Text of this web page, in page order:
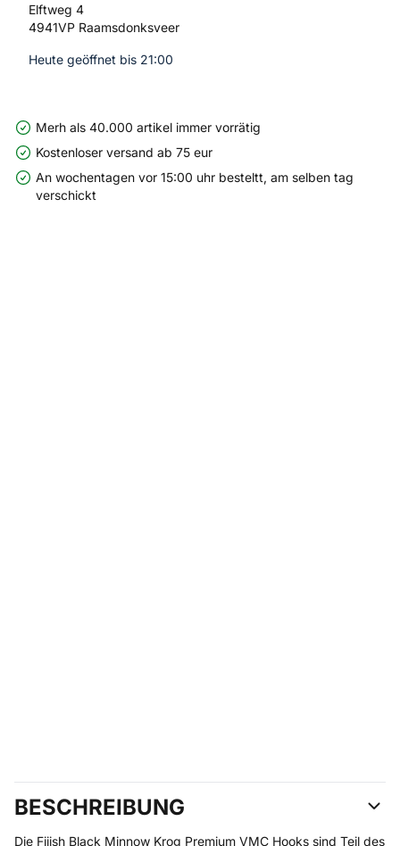
Elftweg 4
4941VP Raamsdonksveer
Heute geöffnet bis 21:00
Merh als 40.000 artikel immer vorrätig
Kostenloser versand ab 75 eur
An wochentagen vor 15:00 uhr besteltt, am selben tag
verschickt
BESCHREIBUNG
Die Fiiish Black Minnow Krog Premium VMC Hooks sind Teil des